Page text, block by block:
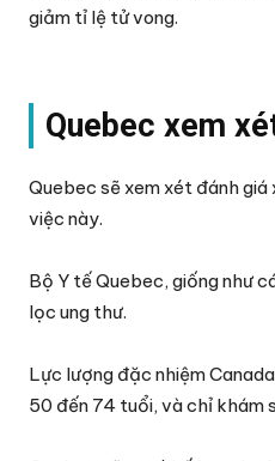
giảm tỉ lệ tử vong.
Quebec xem
Quebec sẽ xem xét đánh
việc này.
Bộ Y tế Quebec, giống như
lọc ung thư.
Lực lượng đặc nhiệm
50 đến 74 tuổi, và chỉ khám